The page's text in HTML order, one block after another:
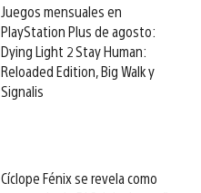
Juegos mensuales en
PlayStation Plus de agosto:
Dying Light 2 Stay Human:
Reloaded Edition, Big Walk y
Signalis
Cíclope Fénix se revela como